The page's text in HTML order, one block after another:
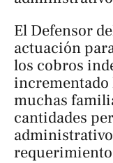
El Defensor
actuación
los cobros
muchas
cantidades